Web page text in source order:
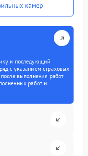
камер
и последующий
с указанием страховых
выполнения работ
работ и